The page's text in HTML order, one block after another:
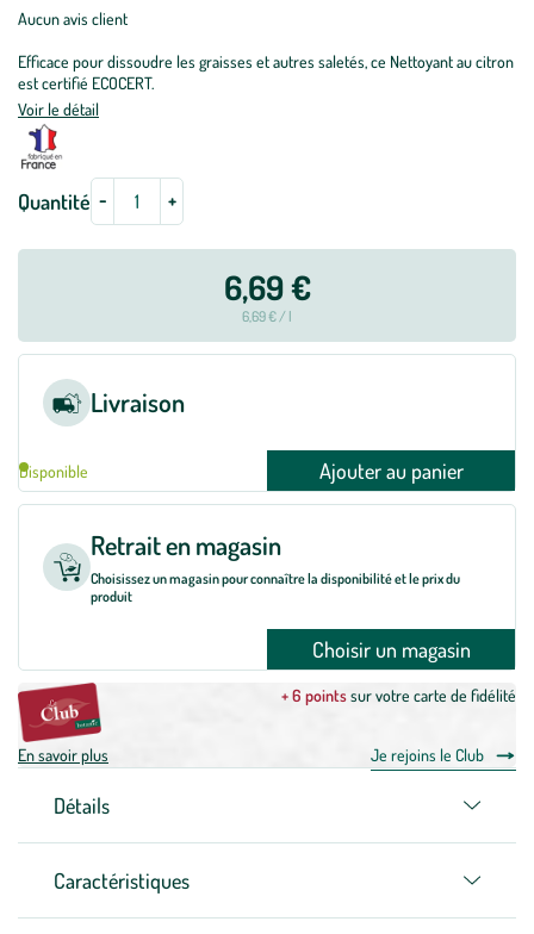
Aucun avis client
Efficace pour dissoudre les graisses et autres saletés, ce Nettoyant au citron
est certifié ECOCERT.
Voir le détail
Quantité - +
6,69 €
6,69 € / l
Livraison
Disponible Ajouter au panier
Retrait en magasin
Choisissez un magasin pour connaître la disponibilité et le prix du
produit
Choisir un magasin
+ 6 pointssur votre carte de fidélité
En savoir plus Je rejoins le Club
Détails
Caractéristiques